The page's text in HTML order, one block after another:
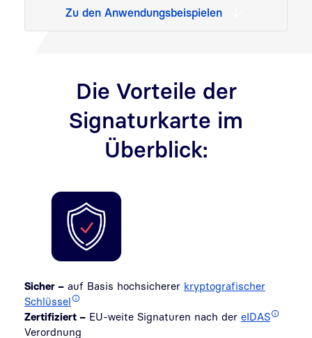
Zu den Anwendungsbeispielen
Die Vorteile der
Signaturkarte im
Überblick:
Sicher – auf Basis hochsicherer kryptografischer
Schlüssel
Zertifiziert – EU-weite Signaturen nach der eIDAS
Verordnung